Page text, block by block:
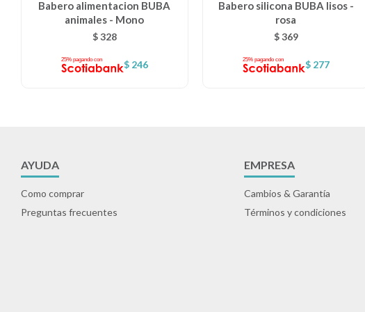
Babero alimentacion BUBA
animales - Mono
$328
$ 246
Babero silicona BUBA lisos -
rosa
$369
$ 277
AYUDA
Como comprar
Preguntas frecuentes
EMPRESA
Cambios & Garantía
Términos y condiciones